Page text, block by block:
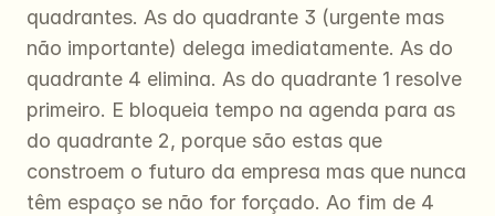
quadrantes. As do quadrante 3 (urgente mas
não importante) delega imediatamente. As do
quadrante 4 elimina. As do quadrante 1 resolve
primeiro. E bloqueia tempo na agenda para as
do quadrante 2, porque são estas que
constroem o futuro da empresa mas que nunca
têm espaço se não for forçado. Ao fim de 4